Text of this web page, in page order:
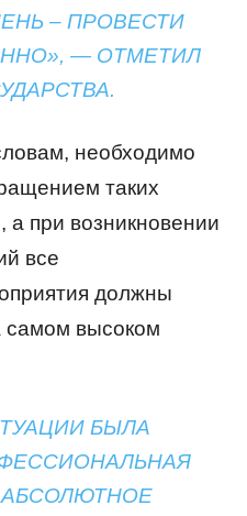
– ПРОВЕСТИ
— ОТМЕТИЛ
необходимо
таких
при возникновении
все
должны
самом высоком
БЫЛА
АБСОЛЮТНОЕ